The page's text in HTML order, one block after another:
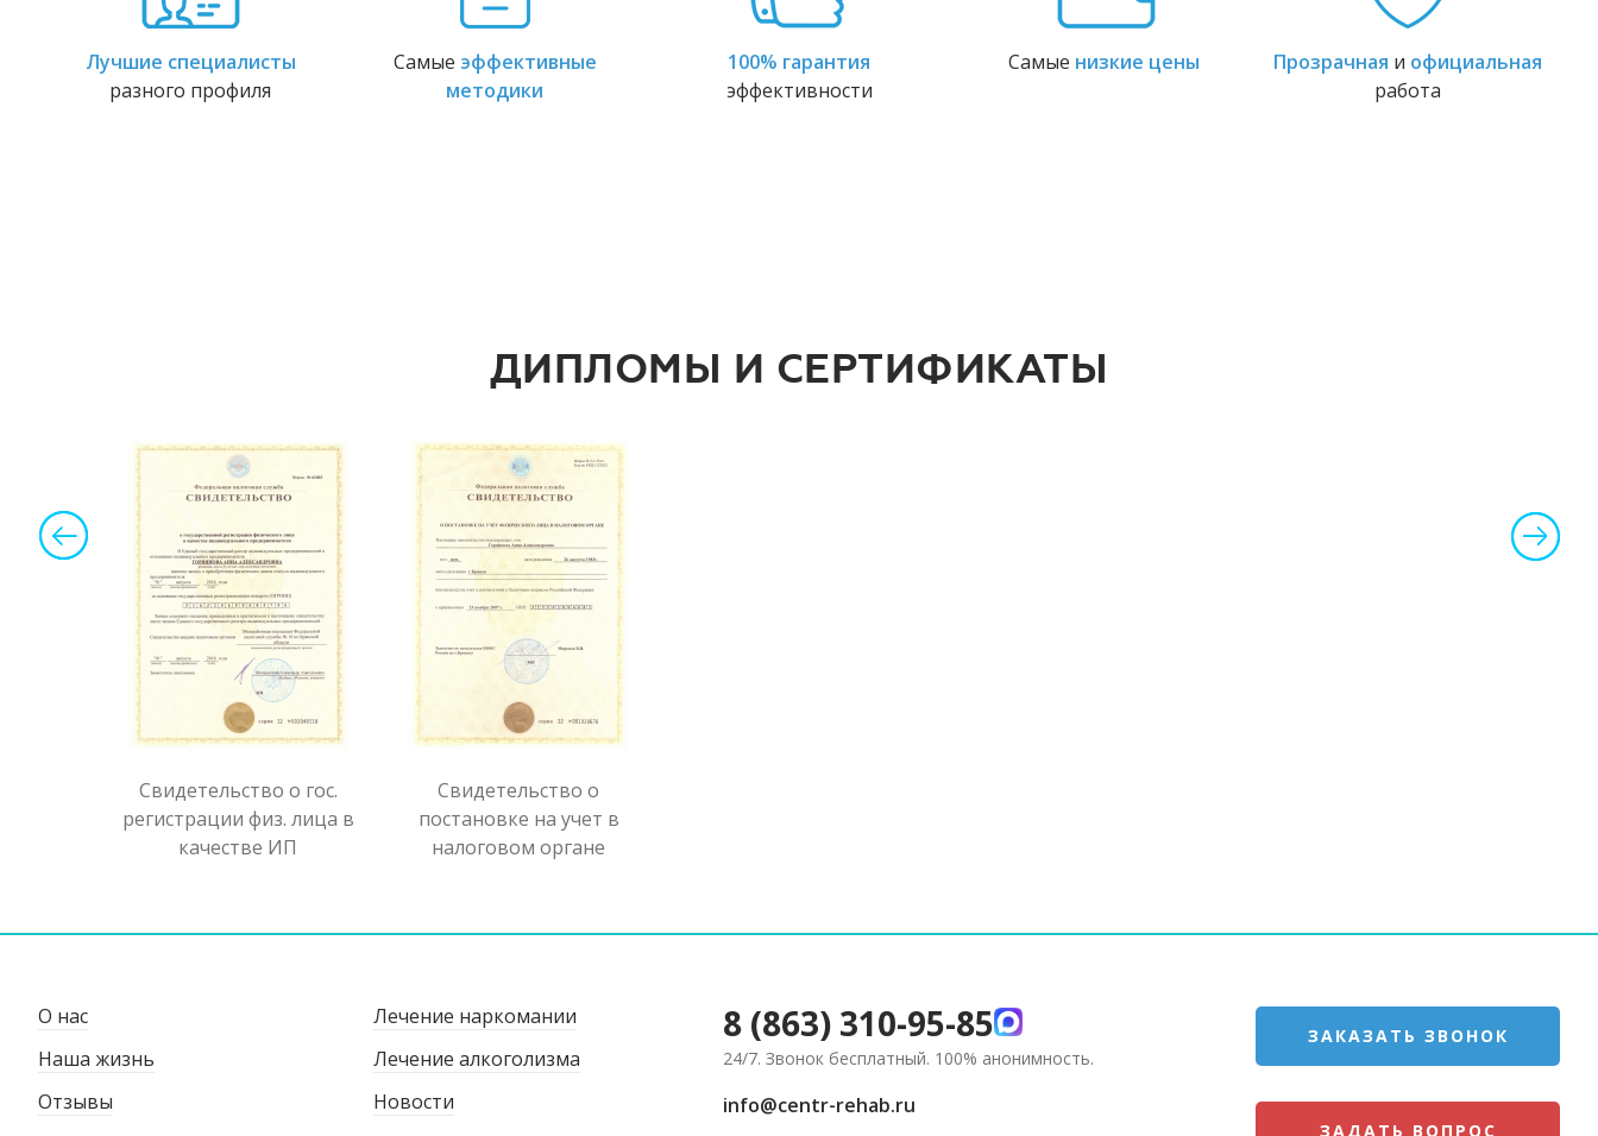
Лучшие специалисты
разного профиля
Самые эффективные
методики
100% гарантия
эффективности
Самые низкие цены Прозрачная и официальная
работа
ДИПЛОМЫ И СЕРТИФИКАТЫ
Свидетельство о гос.
регистрации физ. лица в
качестве ИП
Свидетельство о
постановке на учет в
налоговом органе
О нас
Наша жизнь
Отзывы
Лечение наркомании
Лечение алкоголизма
Новости
8 (863) 310-95-85
24/7. Звонок бесплатный. 100% анонимность.
info@centr-rehab.ru
ЗАКАЗАТЬ ЗВОНОК
ЗАДАТЬ ВОПРОС